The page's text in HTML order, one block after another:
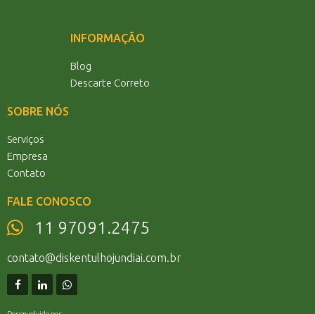
INFORMAÇÃO
Blog
Descarte Correto
SOBRE NÓS
Serviços
Empresa
Contato
FALE CONOSCO
11 97091.2475
contato@diskentulhojundiai.com.br